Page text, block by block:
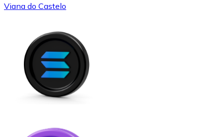
Viana do Castelo